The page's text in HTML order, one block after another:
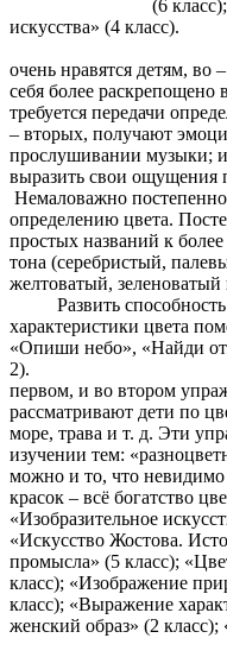
(6 класс);
Эти
очень нравятся детям, во
себя более раскрепощено
требуется передачи
– вторых, получают
прослушивании музыки;
выразить свои
Немаловажно
определению цвета.
простых названий к
тона (серебристый,
желтоватый,
Развить способность
характеристики цвета
«Опиши небо», «Найди
2).
первом, и во втором
рассматривают дети по
море, трава и т. д. Эти
изучении тем:
можно и то, что невидимо
красок – всё богатство
«Изобразительное
«Искусство Жостова.
промысла» (5 класс);
класс); «Изображение
класс); «Выражение
женский образ» (2